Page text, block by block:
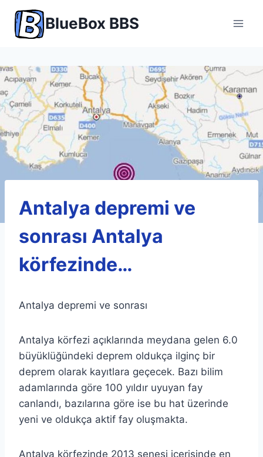
content
BlueBox BBS
Antalya depremi ve
sonrası Antalya
körfezinde…
Antalya depremi ve sonrası
Antalya körfezi açıklarında meydana gelen 6.0
büyüklüğündeki deprem oldukça ilginç bir
deprem olarak kayıtlara geçecek. Bazı bilim
adamlarında göre 100 yıldır uyuyan fay
canlandı, bazılarına göre ise bu hat üzerinde
yeni ve oldukça aktif fay oluşmakta.
Antalya körfezinde 2013 senesi içerisinde en